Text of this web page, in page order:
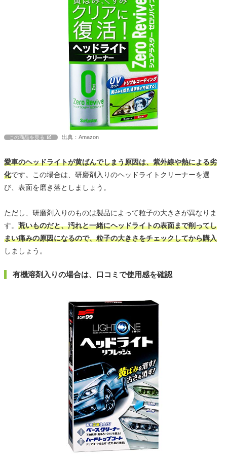
この商品を見る 出典：Amazon
愛車のヘッドライトが黄ばんでしまう原因は、紫外線や熱による劣
化です。この場合は、研磨剤入りのヘッドライトクリーナーを選
び、表面を磨き落としましょう。
ただし、研磨剤入りのものは製品によって粒子の大きさが異なりま
す。 荒いものだと、汚れと一緒にヘッドライトの表面まで削ってし
まい痛みの原因になるので、粒子の大きさをチェックしてから購入
しましょう。
有機溶剤入りの場合は、口コミで使用感を確認